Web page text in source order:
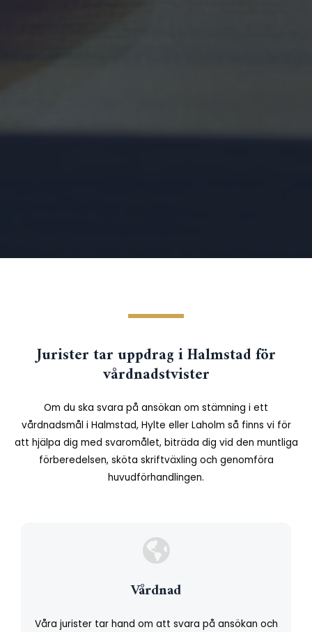
Jurister tar uppdrag i Halmstad för
vårdnadstvister
Om du ska svara på ansökan om stämning i ett
vårdnadsmål i Halmstad, Hylte eller Laholm så finns vi för
att hjälpa dig med svaromålet, biträda dig vid den muntliga
förberedelsen, sköta skriftväxling och genomföra
huvudförhandlingen.
Vårdnad
Våra jurister tar hand om att svara på ansökan och